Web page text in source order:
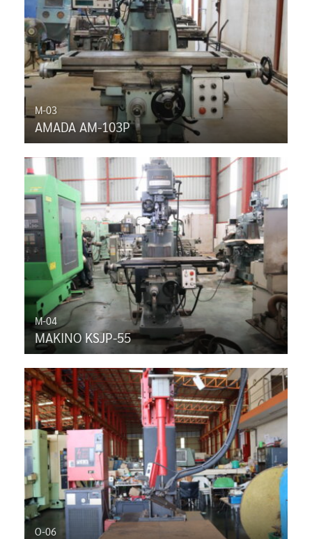
M-03
AMADA AM-103P
M-04
MAKINO KSJP-55
O-06